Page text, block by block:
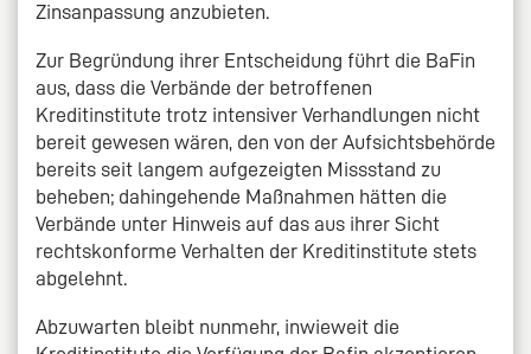
Zinsanpassung anzubieten.
Zur Begründung ihrer Entscheidung führt die BaFin
aus, dass die Verbände der betroffenen
Kreditinstitute trotz intensiver Verhandlungen nicht
bereit gewesen wären, den von der Aufsichtsbehörde
bereits seit langem aufgezeigten Missstand zu
beheben; dahingehende Maßnahmen hätten die
Verbände unter Hinweis auf das aus ihrer Sicht
rechtskonforme Verhalten der Kreditinstitute stets
abgelehnt.
Abzuwarten bleibt nunmehr, inwieweit die